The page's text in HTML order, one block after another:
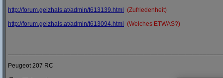
http://forum.geizhals.at/admin/t613139.html
(Zufriedenheit)
http://forum.geizhals.at/admin/t613094.html (Welches ETWAS?)
Peugeot 207 RC